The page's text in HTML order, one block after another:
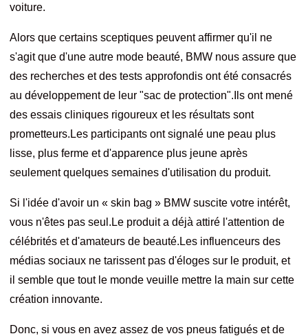
voiture.
Alors que certains sceptiques peuvent affirmer qu'il ne
s'agit que d'une autre mode beauté, BMW nous assure que
des recherches et des tests approfondis ont été consacrés
au développement de leur "sac de protection".Ils ont mené
des essais cliniques rigoureux et les résultats sont
prometteurs.Les participants ont signalé une peau plus
lisse, plus ferme et d'apparence plus jeune après
seulement quelques semaines d'utilisation du produit.
Si l'idée d'avoir un « skin bag » BMW suscite votre intérêt,
vous n'êtes pas seul.Le produit a déjà attiré l'attention de
célébrités et d'amateurs de beauté.Les influenceurs des
médias sociaux ne tarissent pas d'éloges sur le produit, et
il semble que tout le monde veuille mettre la main sur cette
création innovante.
Donc, si vous en avez assez de vos pneus fatigués et de